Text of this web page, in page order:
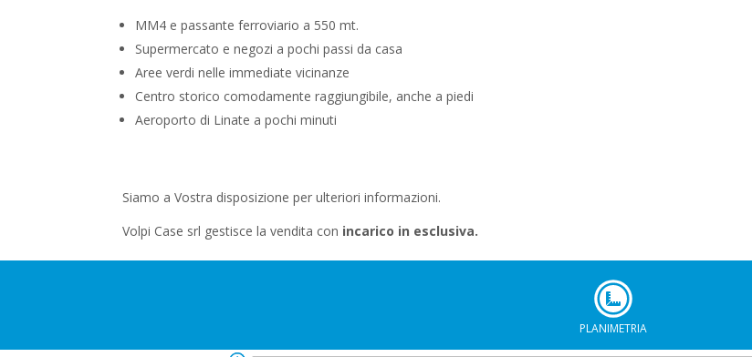
MM4 e passante ferroviario a 550 mt.
Supermercato e negozi a pochi passi da casa
Aree verdi nelle immediate vicinanze
Centro storico comodamente raggiungibile, anche a piedi
Aeroporto di Linate a pochi minuti
Siamo a Vostra disposizione per ulteriori informazioni.
Volpi Case srl gestisce la vendita con incarico in esclusiva.
PLANIMETRIA